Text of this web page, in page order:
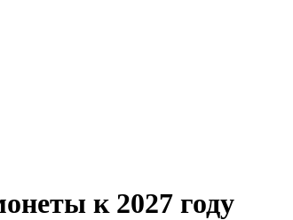
к 2027 году